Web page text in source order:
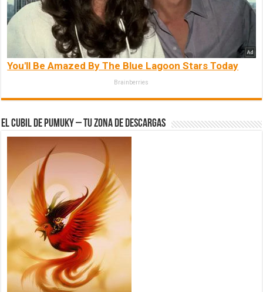
You'll Be Amazed By The Blue Lagoon Stars Today
Brainberries
El Cubil de Pumuky – Tu zona de Descargas